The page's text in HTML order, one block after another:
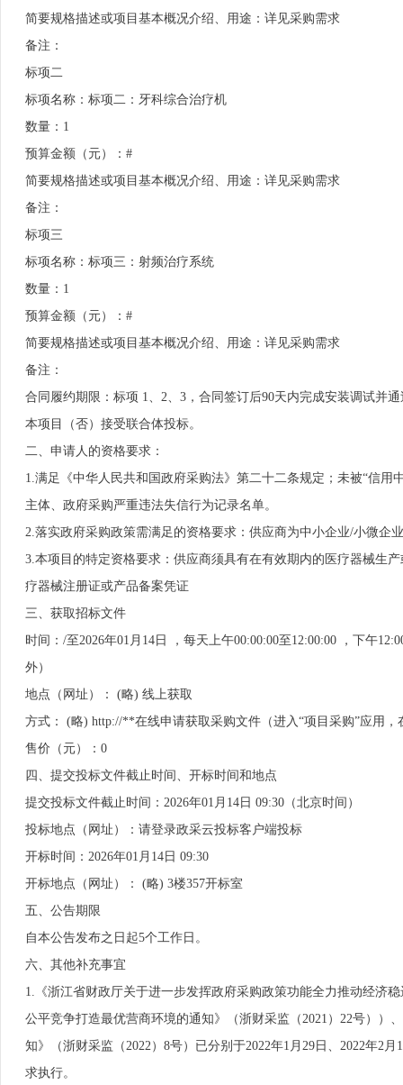
简要规格描述或项目基本概况介绍、用途：详见采购需求
备注：
标项二
标项名称：标项二：牙科综合治疗机
数量：1
预算金额（元）：#
简要规格描述或项目基本概况介绍、用途：详见采购需求
备注：
标项三
标项名称：标项三：射频治疗系统
数量：1
预算金额（元）：#
简要规格描述或项目基本概况介绍、用途：详见采购需求
备注：
合同履约期限：标项 1、2、3，合同签订后90天内完成安装调试并
本项目（否）接受联合体投标。
二、申请人的资格要求：
1.满足《中华人民共和国政府采购法》第二十二条规定；未被“信
主体、政府采购严重违法失信行为记录名单。
2.落实政府采购政策需满足的资格要求：供应商为中小企业/小微企业
3.本项目的特定资格要求：供应商须具有在有效期内的医疗器械生
疗器械注册证或产品备案凭证
三、获取招标文件
时间：/至2026年01月14日 ，每天上午00:00:00至12:00:00 ，下午
外）
地点（网址）： (略) 线上获取
方式： (略) http://**在线申请获取采购文件（进入“项目采购”应用
售价（元）：0
四、提交投标文件截止时间、开标时间和地点
提交投标文件截止时间：2026年01月14日 09:30（北京时间）
投标地点（网址）：请登录政采云投标客户端投标
开标时间：2026年01月14日 09:30
开标地点（网址）： (略) 3楼357开标室
五、公告期限
自本公告发布之日起5个工作日。
六、其他补充事宜
1.《浙江省财政厅关于进一步发挥政府采购政策功能全力推动经济
公平竞争打造最优营商环境的通知》（浙财采监（2021）22号）
知》（浙财采监（2022）8号）已分别于2022年1月29日、2022年2
求执行。